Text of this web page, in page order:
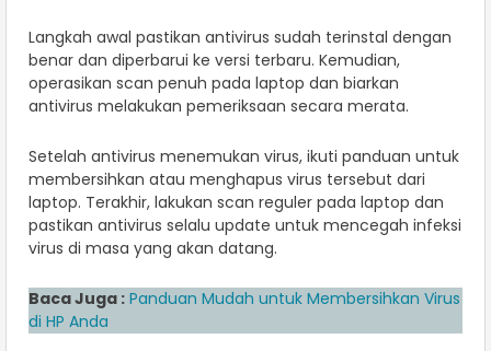
Langkah awal pastikan antivirus sudah terinstal dengan
benar dan diperbarui ke versi terbaru. Kemudian,
operasikan scan penuh pada laptop dan biarkan
antivirus melakukan pemeriksaan secara merata.
Setelah antivirus menemukan virus, ikuti panduan untuk
membersihkan atau menghapus virus tersebut dari
laptop. Terakhir, lakukan scan reguler pada laptop dan
pastikan antivirus selalu update untuk mencegah infeksi
virus di masa yang akan datang.
Baca Juga : Panduan Mudah untuk Membersihkan Virus
di HP Anda